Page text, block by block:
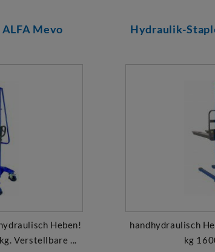
Mevo
Heben!
Verstellbare ...
Hydraulik-
handhydraulisch
kg